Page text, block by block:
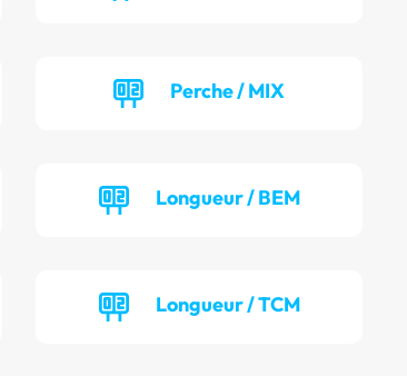
Perche / MIX
Longueur / BEM
Longueur / TCM